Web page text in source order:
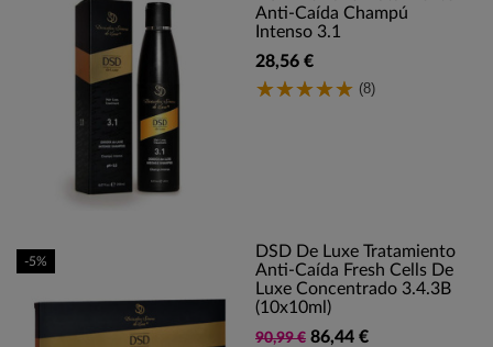
Anti-Caída Champú
Intenso 3.1
28,56 €
(8)
DSD De Luxe Tratamiento
Anti-Caída Fresh Cells De
Luxe Concentrado 3.4.3B
(10x10ml)
90,99 € 86,44 €
-5%